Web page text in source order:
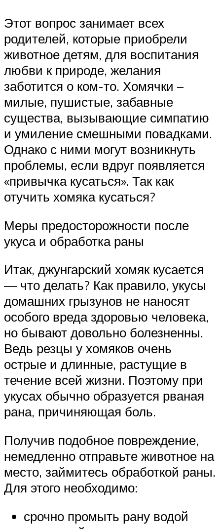
Этот вопрос занимает всех
родителей, которые приобрели
животное детям, для воспитания
любви к природе, желания
заботится о ком-то. Хомячки –
милые, пушистые, забавные
существа, вызывающие симпатию
и умиление смешными повадками.
Однако с ними могут возникнуть
проблемы, если вдруг появляется
«привычка кусаться». Так как
отучить хомяка кусаться?
Меры предосторожности после
укуса и обработка раны
Итак, джунгарский хомяк кусается
— что делать? Как правило, укусы
домашних грызунов не наносят
особого вреда здоровью человека,
но бывают довольно болезненны.
Ведь резцы у хомяков очень
острые и длинные, растущие в
течение всей жизни. Поэтому при
укусах обычно образуется рваная
рана, причиняющая боль.
Получив подобное повреждение,
немедленно отправьте животное на
место, займитесь обработкой раны.
Для этого необходимо:
срочно промыть рану водой